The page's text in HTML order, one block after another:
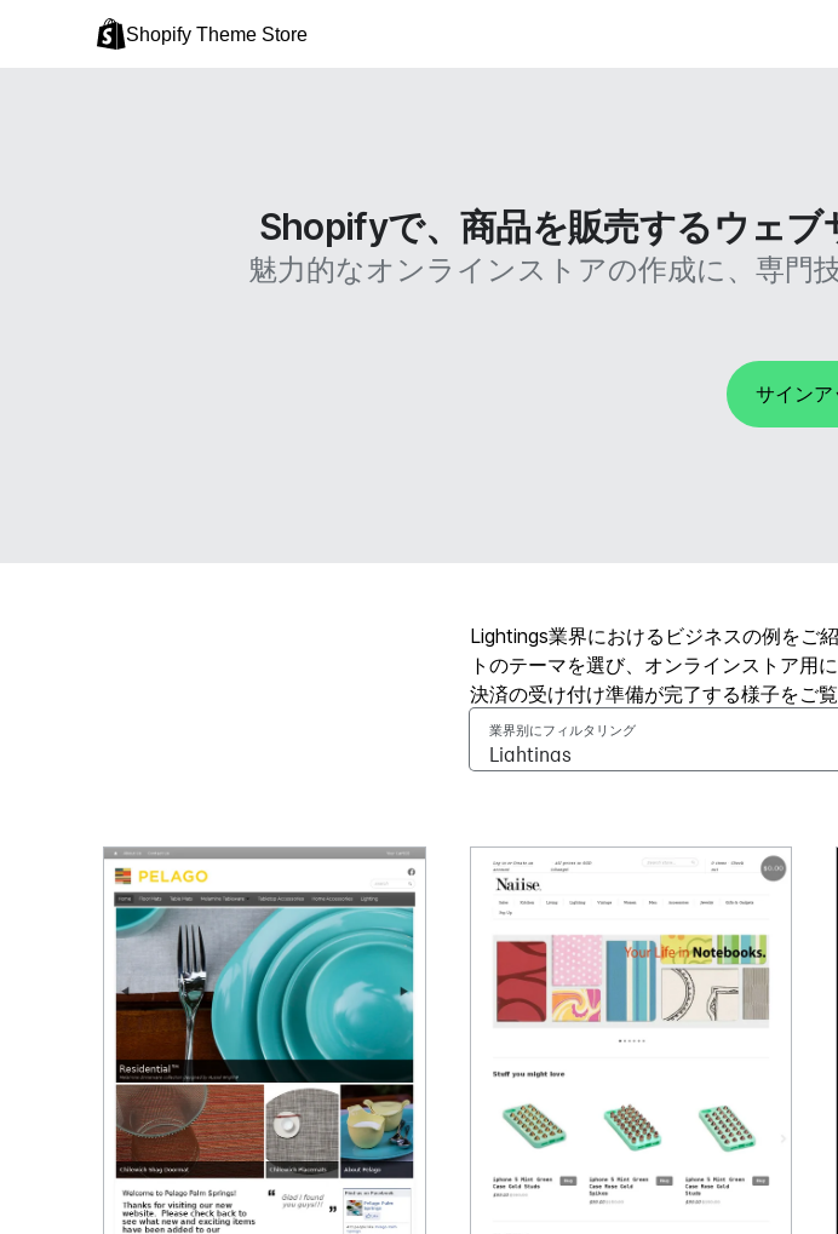
Shopify Theme Store
Shopifyで、商品を販売するウェブ
魅力的なオンラインストアの作成に、専門
サインア
Lightings業界におけるビジネスの例をご
トのテーマを選び、オンラインストア用
決済の受け付け準備が完了する様子をご覧
業界别にフィルタリング